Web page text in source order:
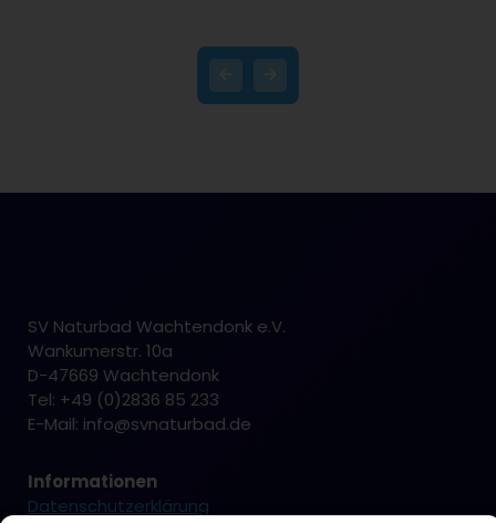
SV Naturbad Wachtendonk e.V.
Wankumerstr. 10a
D-47669 Wachtendonk
Tel: +49 (0)2836 85 233
E-Mail: info@svnaturbad.de
Informationen
Datenschutzerklärung